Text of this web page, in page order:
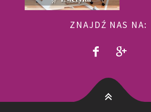
ZNAJDŹ NAS NA: